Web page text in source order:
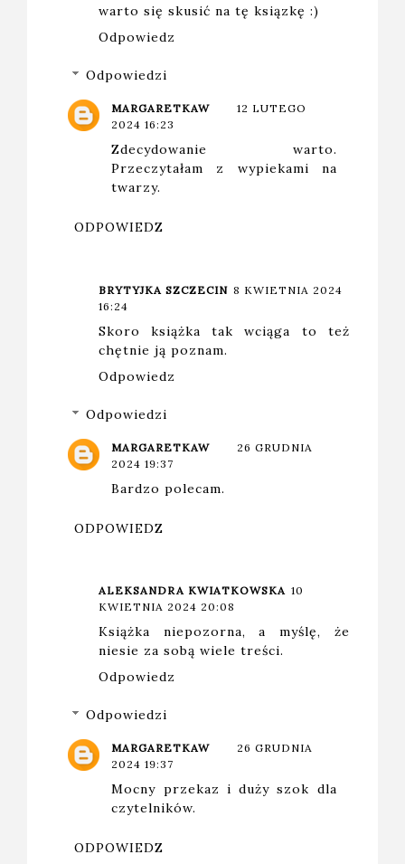
warto się skusić na tę ksiązkę :)
Odpowiedz
Odpowiedzi
MARGARETKAW
12 LUTEGO
2024 16:23
Zdecydowanie warto.
Przeczytałam z wypiekami na
twarzy.
ODPOWIEDZ
BRYTYJKA SZCZECIN 8 KWIETNIA 2024
16:24
Skoro książka tak wciąga to też
chętnie ją poznam.
Odpowiedz
Odpowiedzi
MARGARETKAW
26 GRUDNIA
2024 19:37
Bardzo polecam.
ODPOWIEDZ
ALEKSANDRA KWIATKOWSKA 10
KWIETNIA 2024 20:08
Książka niepozorna, a myślę, że
niesie za sobą wiele treści.
Odpowiedz
Odpowiedzi
MARGARETKAW
26 GRUDNIA
2024 19:37
Mocny przekaz i duży szok dla
czytelników.
ODPOWIEDZ